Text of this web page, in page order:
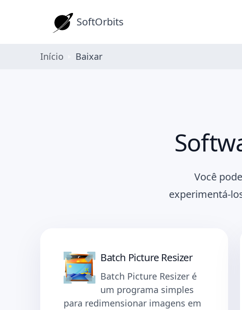
SoftOrbits
Início Baixar
Você
experimentá-
Batch Picture Resizer
Batch Picture Resizer é
um programa simples
para redimensionar imagens em